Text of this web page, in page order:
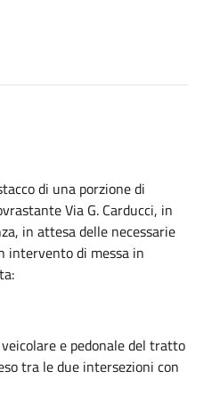
di una porzione di
Via G. Carducci, in
in attesa delle necessarie
intervento di messa in
e pedonale del tratto
tra le due intersezioni con